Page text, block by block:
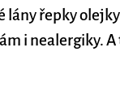
řepky
i nealergiky.